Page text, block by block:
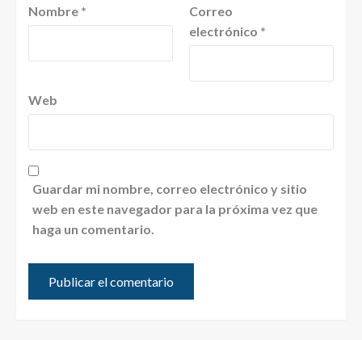
Nombre *
Correo
electrónico *
Web
Guardar mi nombre, correo electrónico y sitio
web en este navegador para la próxima vez que
haga un comentario.